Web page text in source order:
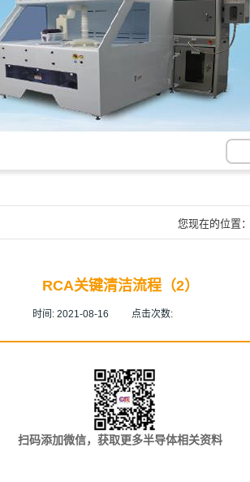
您现在的位置：
RCA关键清洁流程（2）
时间: 2021-08-16 点击次数:
扫码添加微信，获取更多半导体相关资料